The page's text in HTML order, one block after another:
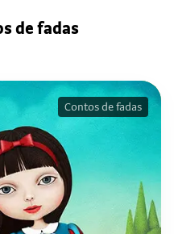
de fadas
Contos de fadas